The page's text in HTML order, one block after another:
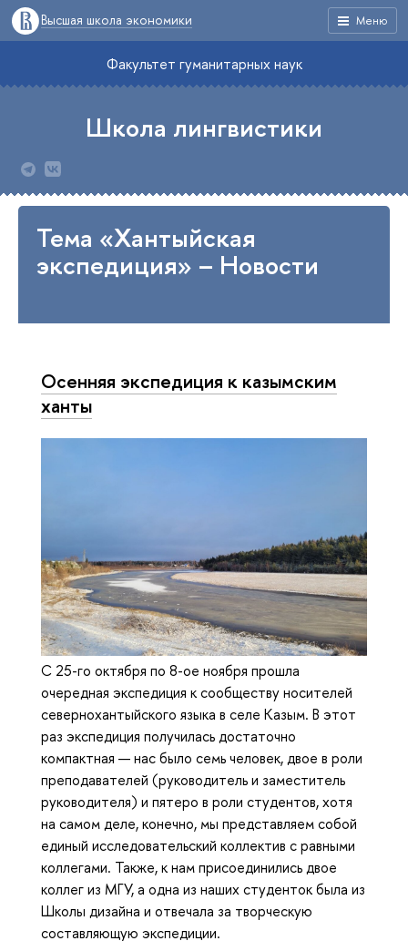
Меню
Высшая школа экономики
Факультет гуманитарных наук
Школа лингвистики
Тема «Хантыйская
экспедиция» – Новости
Осенняя экспедиция к казымским
ханты
С 25-го октября по 8-ое ноября прошла
очередная экспедиция к сообществу носителей
севернохантыйского языка в селе Казым. В этот
раз экспедиция получилась достаточно
компактная — нас было семь человек, двое в роли
преподавателей (руководитель и заместитель
руководителя) и пятеро в роли студентов, хотя
на самом деле, конечно, мы представляем собой
единый исследовательский коллектив с равными
коллегами. Также, к нам присоединились двое
коллег из МГУ, а одна из наших студенток была из
Школы дизайна и отвечала за творческую
составляющую экспедиции.